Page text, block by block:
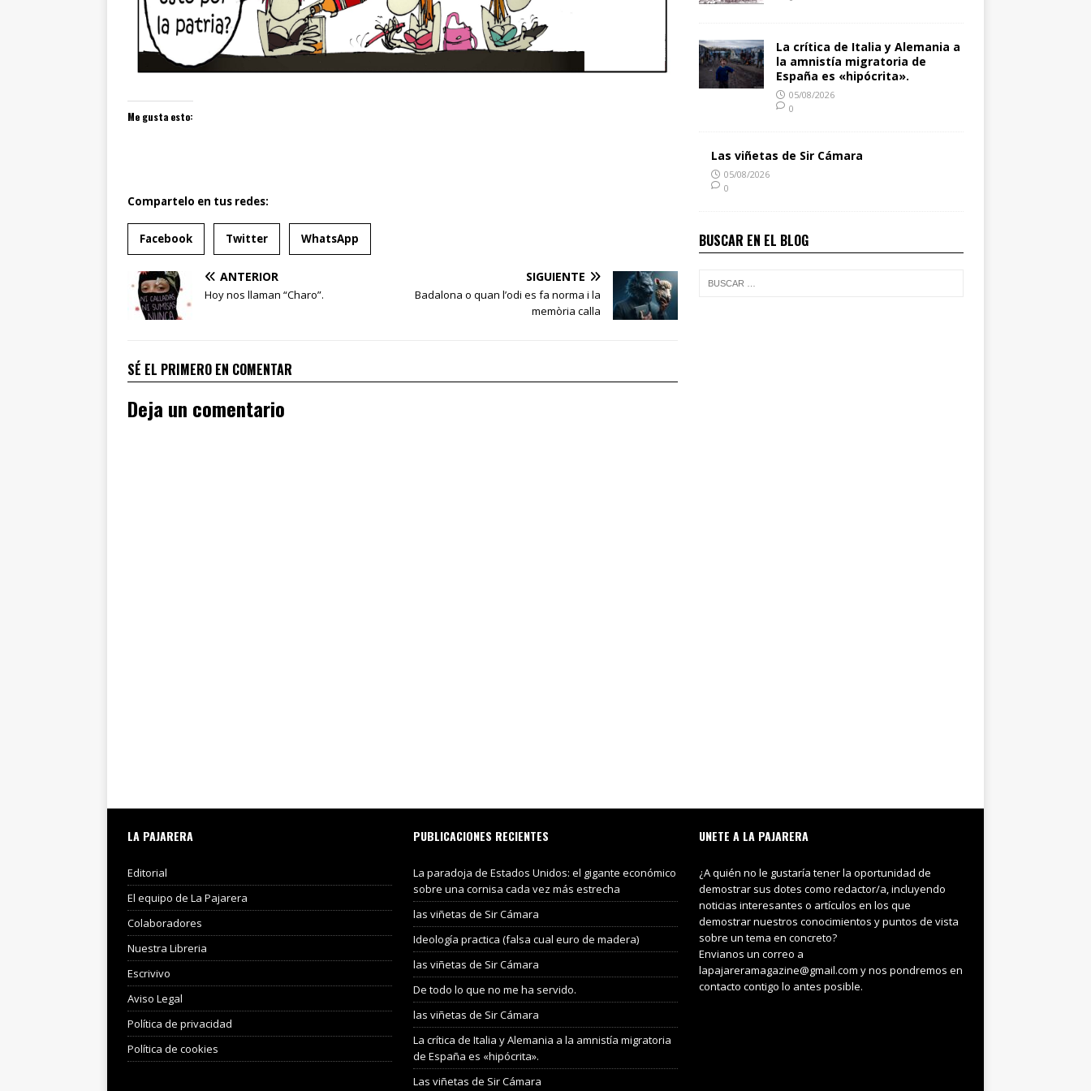
Me gusta esto:
Compartelo en tus redes:
Facebook Twitter WhatsApp
ANTERIOR
Hoy nos llaman “Charo”.
SIGUIENTE
Badalona o quan l’odi es fa norma i la
memòria calla
SÉ EL PRIMERO EN COMENTAR
Deja un comentario
La crítica de Italia y Alemania a
la amnistía migratoria de
España es «hipócrita».
05/08/2026
0
Las viñetas de Sir Cámara
05/08/2026
0
BUSCAR EN EL BLOG
LA PAJARERA
Editorial
El equipo de La Pajarera
Colaboradores
Nuestra Libreria
Escrivivo
Aviso Legal
Política de privacidad
Política de cookies
PUBLICACIONES RECIENTES
La paradoja de Estados Unidos: el gigante económico
sobre una cornisa cada vez más estrecha
las viñetas de Sir Cámara
Ideología practica (falsa cual euro de madera)
las viñetas de Sir Cámara
De todo lo que no me ha servido.
las viñetas de Sir Cámara
La crítica de Italia y Alemania a la amnistía migratoria
de España es «hipócrita».
Las viñetas de Sir Cámara
UNETE A LA PAJARERA
¿A quién no le gustaría tener la oportunidad de
demostrar sus dotes como redactor/a, incluyendo
noticias interesantes o artículos en los que
demostrar nuestros conocimientos y puntos de vista
sobre un tema en concreto?
Envianos un correo a
lapajareramagazine@gmail.com y nos pondremos en
contacto contigo lo antes posible.